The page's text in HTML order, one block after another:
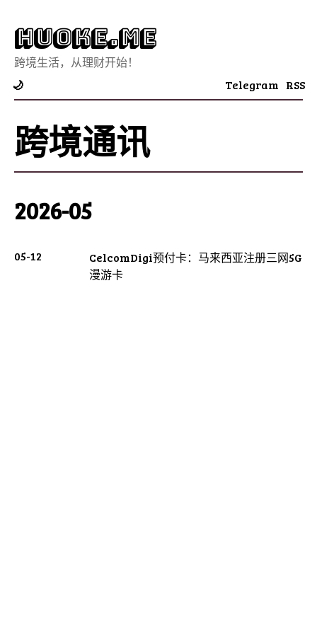
Huoke.Me
跨境生活，从理财开始！
🌙 Telegram RSS
跨境通讯
2026-05
05-12
CelcomDigi预付卡：马来西亚注册三网5G
漫游卡